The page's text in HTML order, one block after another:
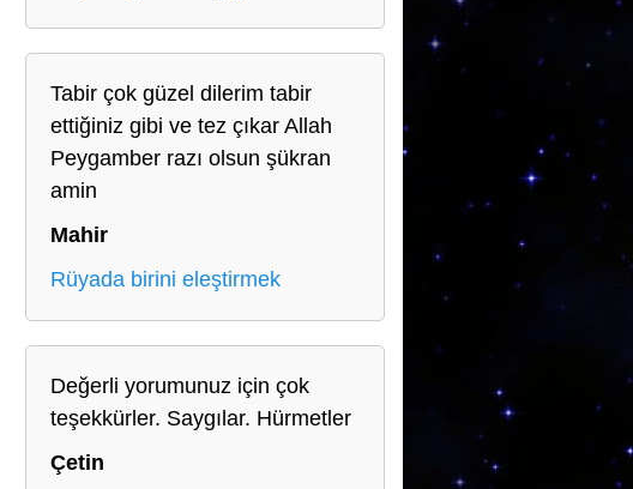
Tabir çok güzel dilerim tabir
ettiğiniz gibi ve tez çıkar Allah
Peygamber razı olsun şükran
amin
Mahir
Rüyada birini eleştirmek
Değerli yorumunuz için çok
teşekkürler. Saygılar. Hürmetler
Çetin